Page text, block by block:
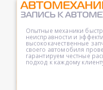
Опытные механики
неисправности и
высококачественные
своего автомобиля
гарантируем честные
подход к каждому